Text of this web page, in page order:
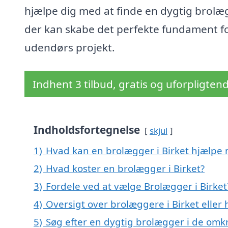
hjælpe dig med at finde en dygtig
der kan skabe det perfekte fundament
udendørs projekt.
Indhent 3 tilbud, gratis og
Indholdsfortegnelse skjul
1) Hvad kan en brolægger i Birket hjælpe
2) Hvad koster en brolægger i Birket?
3) Fordele ved at vælge Brolægger i
4) Oversigt over brolæggere i Birket eller
5) Søg efter en dygtig brolægger i de